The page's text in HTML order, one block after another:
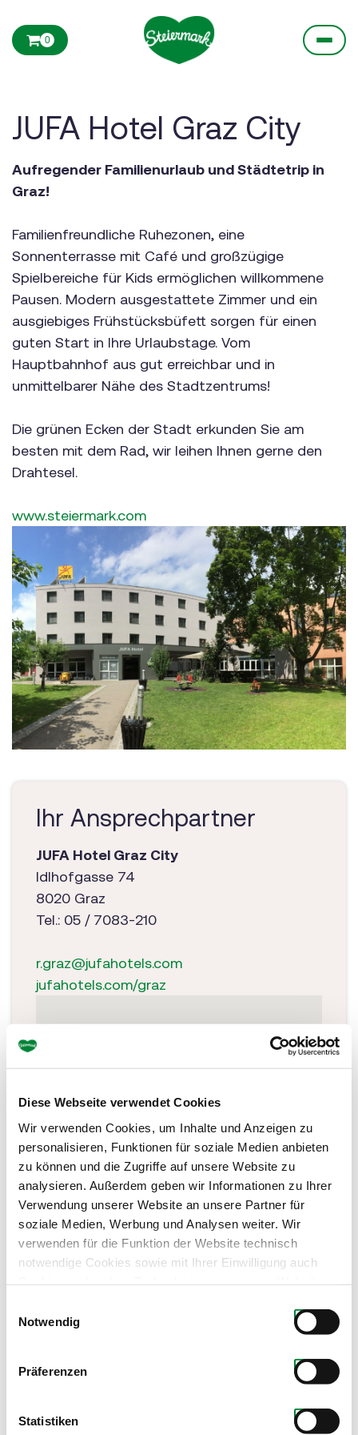
Diese Webseite verwendet Cookies
Wir verwenden Cookies, um Inhalte und Anzeigen zu
personalisieren, Funktionen für soziale Medien anbieten
zu können und die Zugriffe auf unsere Website zu
analysieren. Außerdem geben wir Informationen zu Ihrer
Verwendung unserer Website an unsere Partner für
soziale Medien, Werbung und Analysen weiter. Wir
verwenden für die Funktion der Website technisch
notwendige Cookies sowie mit Ihrer Einwilligung auch
zu personalisieren, Funktionen für soziale Medien
anbieten zu können, externe Inhalte einzubinden und
personalisierte Werbung auf anderen Plattformen zu
zeigen. Dazu teilen wir Informationen zu Ihrer
soziale Medien, Werbung und Analysen. Ihre Einwilligung
Notwendig
Präferenzen
Statistiken
0
JUFA Hotel Graz City
Aufregender Familienurlaub und Städtetrip in
Graz!
Familienfreundliche Ruhezonen, eine
Sonnenterrasse mit Café und großzügige
Spielbereiche für Kids ermöglichen willkommene
Pausen. Modern ausgestattete Zimmer und ein
ausgiebiges Frühstücksbüfett sorgen für einen
guten Start in Ihre Urlaubstage. Vom
Hauptbahnhof aus gut erreichbar und in
unmittelbarer Nähe des Stadtzentrums!
Die grünen Ecken der Stadt erkunden Sie am
besten mit dem Rad, wir leihen Ihnen gerne den
Drahtesel.
www.steiermark.com
Ihr Ansprechpartner
JUFA Hotel Graz City
Idlhofgasse 74
8020 Graz
Tel.: 05 / 7083-210
r.graz@jufahotels.com
jufahotels.com/graz